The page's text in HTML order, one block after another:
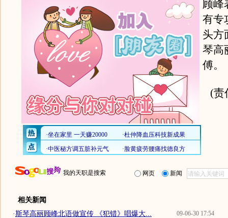
顾峰
有专
头方
琴高
傅。
(责
我的天职是搜索 网页 新闻
相关新闻
09-06-30 17:54
·斯琴高丽顾峰北语做宣传 《犯错》唱爆大...